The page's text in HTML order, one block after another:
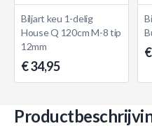
Biljart keu 1-delig
House Q 120cm M-8 tip
12mm
€ 34,95